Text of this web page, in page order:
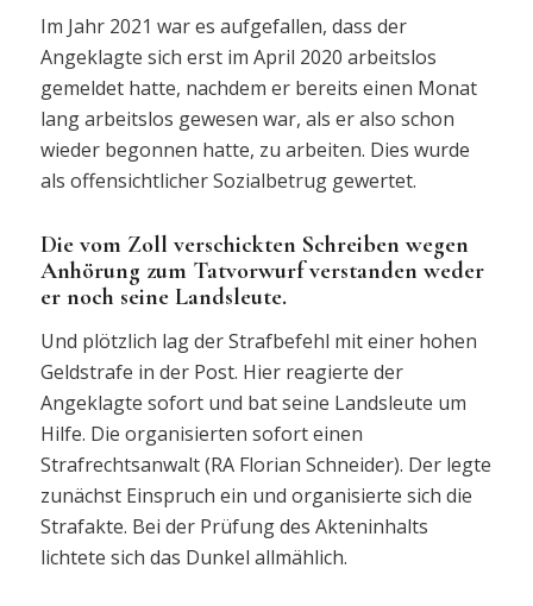
Im Jahr 2021 war es aufgefallen, dass der
Angeklagte sich erst im April 2020 arbeitslos
gemeldet hatte, nachdem er bereits einen Monat
lang arbeitslos gewesen war, als er also schon
wieder begonnen hatte, zu arbeiten. Dies wurde
als offensichtlicher Sozialbetrug gewertet.
Die vom Zoll verschickten Schreiben wegen
Anhörung zum Tatvorwurf verstanden weder
er noch seine Landsleute.
Und plötzlich lag der Strafbefehl mit einer hohen
Geldstrafe in der Post. Hier reagierte der
Angeklagte sofort und bat seine Landsleute um
Hilfe. Die organisierten sofort einen
Strafrechtsanwalt (RA Florian Schneider). Der legte
zunächst Einspruch ein und organisierte sich die
Strafakte. Bei der Prüfung des Akteninhalts
lichtete sich das Dunkel allmählich.